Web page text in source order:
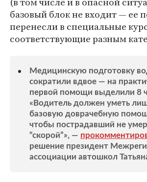
базовый блок не входит — ее
перенесли в специальные
соответствующие разным
Медицинскую подготовку
сократили вдвое — на
первой помощи выделили 8
«Водитель должен уметь
базовую доврачебную
чтобы пострадавший не
“скорой”», —
решение президент
ассоциации автошкол